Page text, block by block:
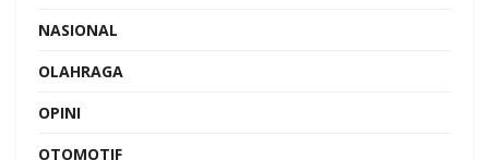
NASIONAL
OLAHRAGA
OPINI
OTOMOTIF